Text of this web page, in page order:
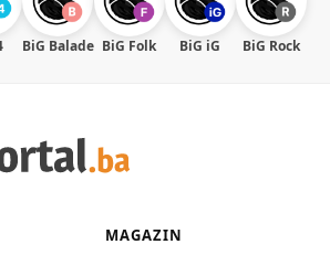
BiG Balade BiG Folk BiG iG BiG Rock
MAGAZIN